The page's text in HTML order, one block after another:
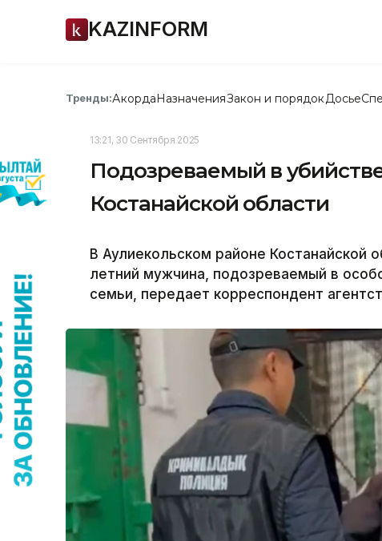
KAZINFORM
Тренды:АкордаНазначенияЗакон и порядок Досье
13:21, 30 Сентября 2025
Подозреваемый в
Костанайской области
В Аулиекольском районе Костанайской
летний мужчина, подозреваемый в
семьи, передает корреспондент